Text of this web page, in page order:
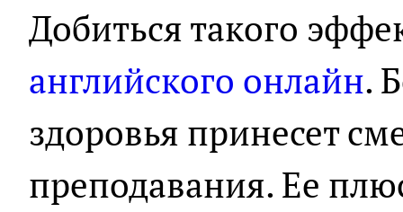
Добиться такого
английского онлайн.
здоровья принесет
преподавания. Ее